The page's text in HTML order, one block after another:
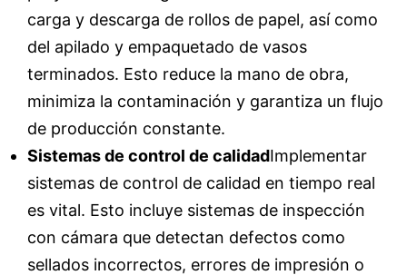
carga y descarga de rollos de papel, así como
del apilado y empaquetado de vasos
terminados. Esto reduce la mano de obra,
minimiza la contaminación y garantiza un flujo
de producción constante.
Sistemas de control de calidadImplementar
sistemas de control de calidad en tiempo real
es vital. Esto incluye sistemas de inspección
con cámara que detectan defectos como
sellados incorrectos, errores de impresión o